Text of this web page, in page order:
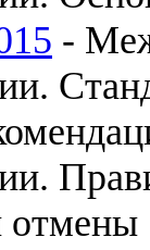
-
отмены